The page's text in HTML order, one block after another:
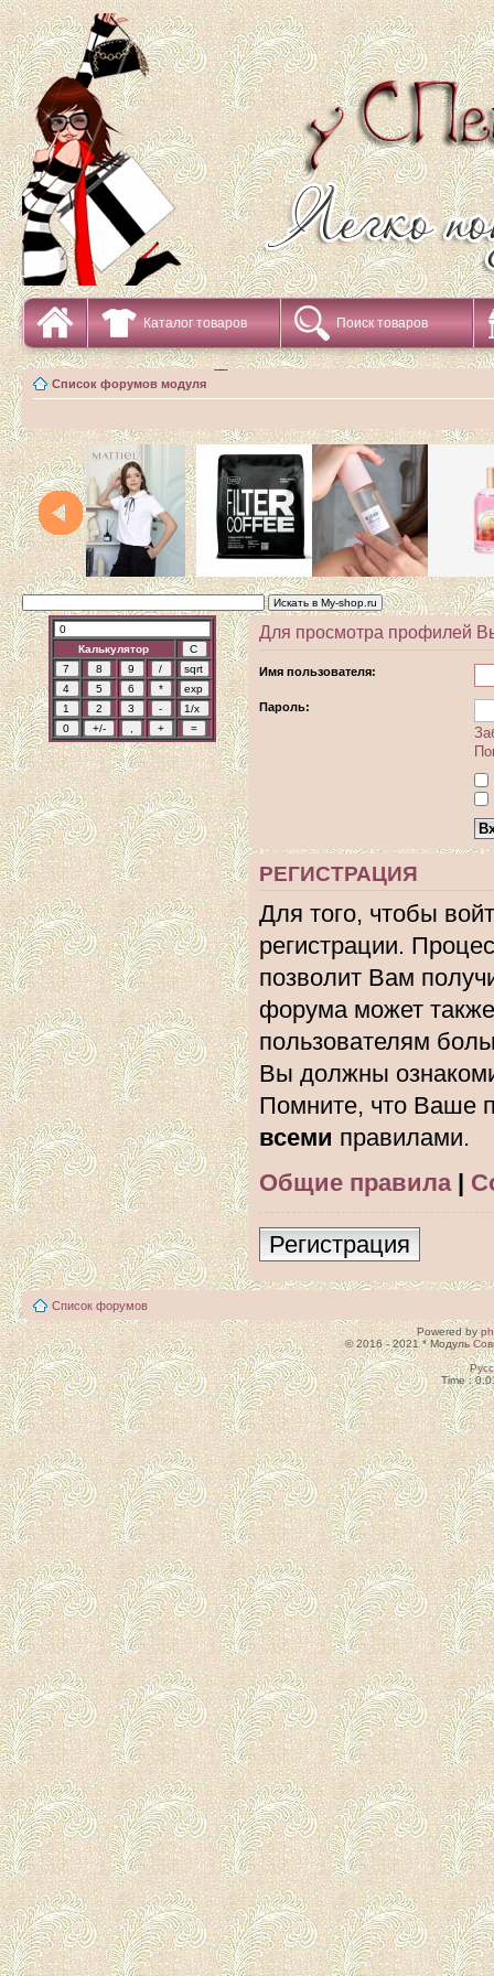
Каталог товаров Поиск товаров
Список форумов модуля
Калькулятор
Для просмотра профилей
Имя пользователя:
Пароль:
РЕГИСТРАЦИЯ
Для того, чтобы
регистрации.
позволит Вам
форума может
пользователям
Вы должны
Помните, что Ваше
всеми правилами.
Общие правила|
Регистрация
Список форумов
Powered by
© 2016 - 2021 * Модуль
Time :